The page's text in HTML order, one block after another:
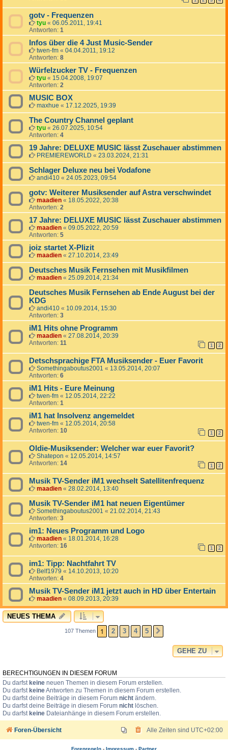
gotv - Frequenzen
tyu « 06.05.2011, 19:41
Antworten: 1
Infos über die 4 Just Music-Sender
twen-fm « 04.04.2011, 19:12
Antworten: 8
Würfelzucker TV - Frequenzen
tyu « 15.04.2008, 19:07
Antworten: 2
MUSIC BOX
maxhue « 17.12.2025, 19:39
The Country Channel geplant
tyu « 26.07.2025, 10:54
Antworten: 4
19 Jahre: DELUXE MUSIC lässt Zuschauer abstimmen
PREMIEREWORLD « 23.03.2024, 21:31
Schlager Deluxe neu bei Vodafone
andi410 « 24.05.2023, 09:54
gotv: Weiterer Musiksender auf Astra verschwindet
maadien « 18.05.2022, 20:38
Antworten: 2
17 Jahre: DELUXE MUSIC lässt Zuschauer abstimmen
maadien « 09.05.2022, 20:59
Antworten: 5
joiz startet X-Plizit
maadien « 27.10.2014, 23:49
Deutsches Musik Fernsehen mit Musikfilmen
maadien « 25.09.2014, 21:34
Deutsches Musik Fernsehen ab Ende August bei der
KDG
andi410 « 10.09.2014, 15:30
Antworten: 3
iM1 Hits ohne Programm
maadien « 27.08.2014, 20:39
Antworten: 11 1 2
Detschsprachige FTA Musiksender - Euer Favorit
Somethingaboutus2001 « 13.05.2014, 20:07
Antworten: 6
iM1 Hits - Eure Meinung
twen-fm « 12.05.2014, 22:22
Antworten: 1
iM1 hat Insolvenz angemeldet
twen-fm « 12.05.2014, 20:58
Antworten: 10 1 2
Oldie-Musiksender: Welcher war euer Favorit?
Shatepon « 12.05.2014, 14:57
Antworten: 14 1 2
Musik TV-Sender iM1 wechselt Satellitenfrequenz
maadien « 28.02.2014, 13:40
Musik TV-Sender iM1 hat neuen Eigentümer
Somethingaboutus2001 « 21.02.2014, 21:43
Antworten: 3
im1: Neues Programm und Logo
maadien « 18.01.2014, 16:28
Antworten: 16 1 2
im1: Tipp: Nachtfahrt TV
Belf1979 « 14.10.2013, 10:20
Antworten: 4
Musik TV-Sender iM1 jetzt auch in HD über Entertain
maadien « 08.09.2013, 20:39
NEUES THEMA
107 Themen 1 2 3 4 5
GEHE ZU
BERECHTIGUNGEN IN DIESEM FORUM
Du darfst keine neuen Themen in diesem Forum erstellen.
Du darfst keineAntworten zu Themen in diesem Forum erstellen.
Du darfst deine Beiträge in diesem Forum nicht ändern.
Du darfst deine Beiträge in diesem Forum nicht löschen.
Du darfst keine Dateianhänge in diesem Forum erstellen.
Foren-Übersicht Alle Zeiten sind UTC+02:00
Forenregeln - Impressum - Partner